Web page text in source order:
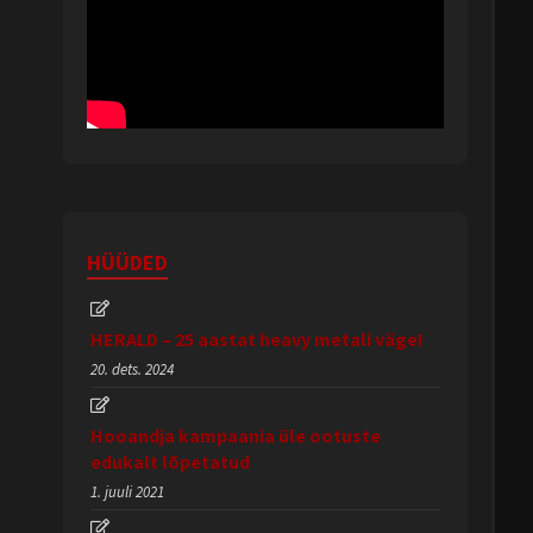
HÜÜDED
HERALD – 25 aastat heavy metali väge!
20. dets. 2024
Hooandja kampaania üle ootuste
edukalt lõpetatud
1. juuli 2021